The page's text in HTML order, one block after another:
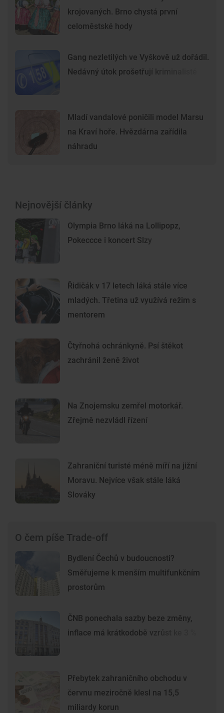
krojovaných. Brno chystá první
celoměstské hody
Gang nezletilých ve Vyškově už dořádil.
Nedávný útok prošetřují kriminalisté
Mladí vandalové poničili model Marsu
na Kraví hoře. Hvězdárna zařídila
náhradu
Nejnovější články
Olympia Brno láká na Lollipopz,
Pokeccce i koncert Slzy
Řidičák v 17 letech láká stále více
mladých. Třetina už využívá režim s
mentorem
Čtyřnohá ochránkyně. Psí štěkot
zachránil ženě život
Na Znojemsku zemřel motorkář.
Zřejmě nezvládl řízení
Zahraniční turisté méně míří na jižní
Moravu. Nejvíce však stále láká
Slováky
O čem píše Trade-off
Bydlení Čechů v budoucnosti?
Směřujeme k menším multifunkčním
prostorům
ČNB ponechala sazby beze změny,
inflace má krátkodobě vzrůst ke 3 %
Přebytek zahraničního obchodu v
červnu meziročně klesl na 15,5
miliardy korun